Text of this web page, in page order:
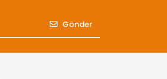
Gönder